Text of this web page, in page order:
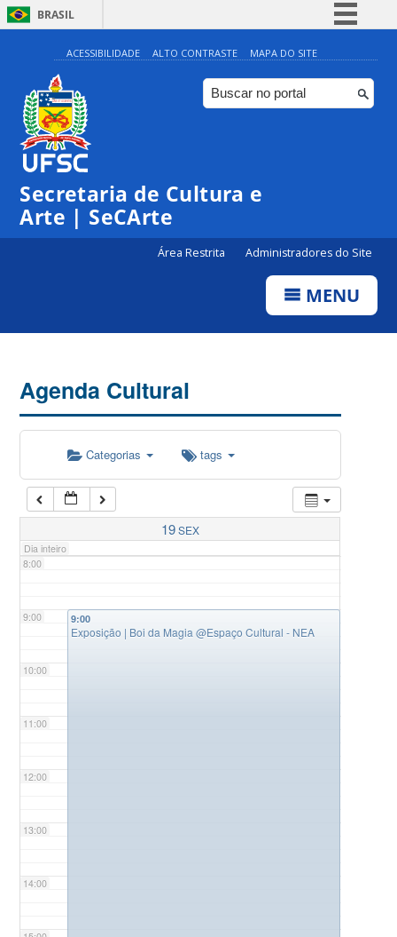
BRASIL
Simplifique!
Comunica BR
Participe
ACESSIBILIDADE ALTO CONTRASTE MAPA DO SITE
Secretaria de Cultura e
Arte | SeCArte
Área Restrita Administradores do Site
MENU
Agenda Cultural
Categorias tags
19SEX
Dia inteiro
0:00
1:00
5:00
7:00
8:00
9:00
10:00
11:00
12:00
13:00
14:00
9:00
Exposição | Boi da Magia@Espaço Cultural - NEA